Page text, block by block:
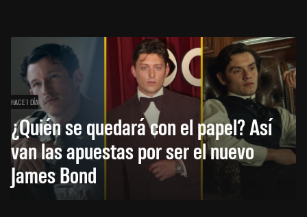
HACE 1 DÍA
¿Quién se quedará con el papel? Así
van las apuestas por ser el nuevo
James Bond